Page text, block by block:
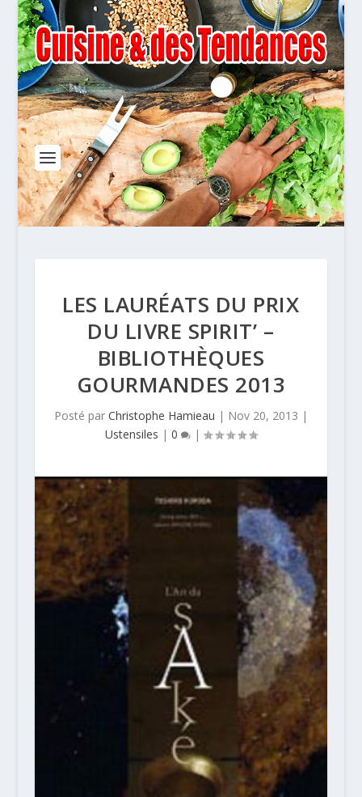
LES LAURÉATS DU PRIX
DU LIVRE SPIRIT’ –
BIBLIOTHÈQUES
GOURMANDES 2013
Posté par Christophe Hamieau | Nov 20, 2013 |
Ustensiles | 0 |